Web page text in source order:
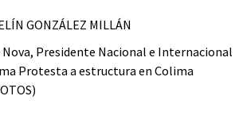
GONZÁLEZ MILLÁN
Nova, Presidente Nacional e Internacional
Protesta a estructura en Colima